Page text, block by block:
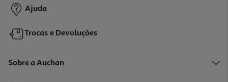
Ajuda
Trocas e Devoluções
Sobre a Auchan